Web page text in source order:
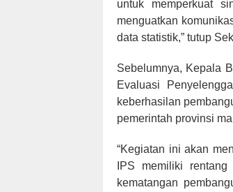
untuk memperkuat
menguatkan
data statistik,” tutup
Sebelumnya, Kepala
Evaluasi
keberhasilan
pemerintah provinsi
“Kegiatan ini akan
IPS memiliki
kematangan